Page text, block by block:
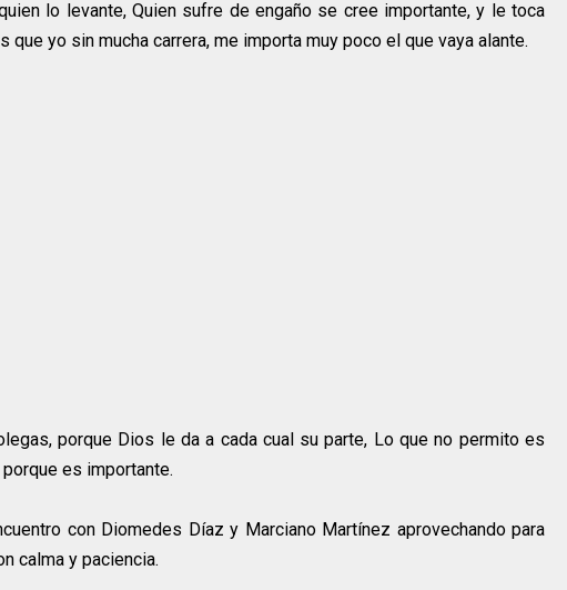
lo levante, Quien sufre de engaño se cree importante, y le toca
yo sin mucha carrera, me importa muy poco el que vaya alante.
porque Dios le da a cada cual su parte, Lo que no permito es
es importante.
con Diomedes Díaz y Marciano Martínez aprovechando para
calma y paciencia.